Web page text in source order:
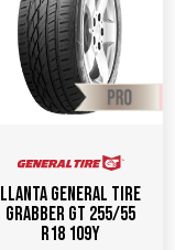
Llanta GENERAL TIRE
Grabber GT 255/55
R18 109Y